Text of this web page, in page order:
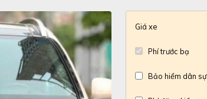
Giá xe
Phí trước bạ
Bảo hiểm dân sự